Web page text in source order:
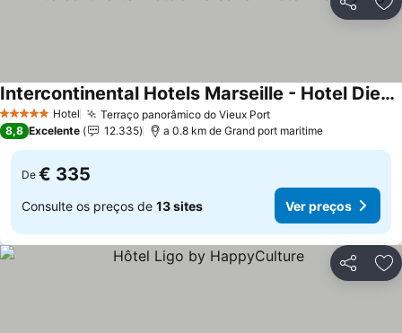
Partilhar
5 Estrelas Hotel Terraço panorâmico do Vieux PortVer preços
Intercontinental Hotels Marseille - Hotel Dieu By Ihg
Ver preços
8,8 Excelente 12.335 a 0.8 km de Grand port maritime
De € 335
Consulte os preços de 13 sites Ver preços
Partilhar